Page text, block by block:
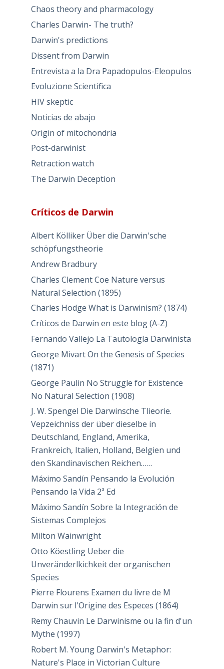
Chaos theory and pharmacology
Charles Darwin- The truth?
Darwin's predictions
Dissent from Darwin
Entrevista a la Dra Papadopulos-Eleopulos
Evoluzione Scientifica
HIV skeptic
Noticias de abajo
Origin of mitochondria
Post-darwinist
Retraction watch
The Darwin Deception
Críticos de Darwin
Albert Kölliker Über die Darwin'sche
schöpfungstheorie
Andrew Bradbury
Charles Clement Coe Nature versus
Natural Selection (1895)
Charles Hodge What is Darwinism? (1874)
Críticos de Darwin en este blog (A-Z)
Fernando Vallejo La Tautología Darwinista
George Mivart On the Genesis of Species
(1871)
George Paulin No Struggle for Existence
No Natural Selection (1908)
J. W. Spengel Die Darwinsche Tlieorie.
Vepzeichniss der über dieselbe in
Deutschland, England, Amerika,
Frankreich, Italien, Holland, Belgien und
den Skandinavischen Reichen……
Máximo Sandín Pensando la Evolución
Pensando la Vida 2ª Ed
Máximo Sandín Sobre la Integración de
Sistemas Complejos
Milton Wainwright
Otto Köestling Ueber die
Unveränderlkichkeit der organischen
Species
Pierre Flourens Examen du livre de M
Darwin sur l'Origine des Especes (1864)
Remy Chauvin Le Darwinisme ou la fin d'un
Mythe (1997)
Robert M. Young Darwin's Metaphor:
Nature's Place in Victorian Culture